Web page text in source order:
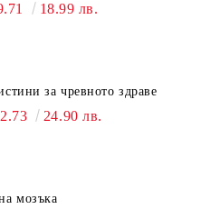
18.99 лв.
за чревното здраве
24.90 лв.
мозъка